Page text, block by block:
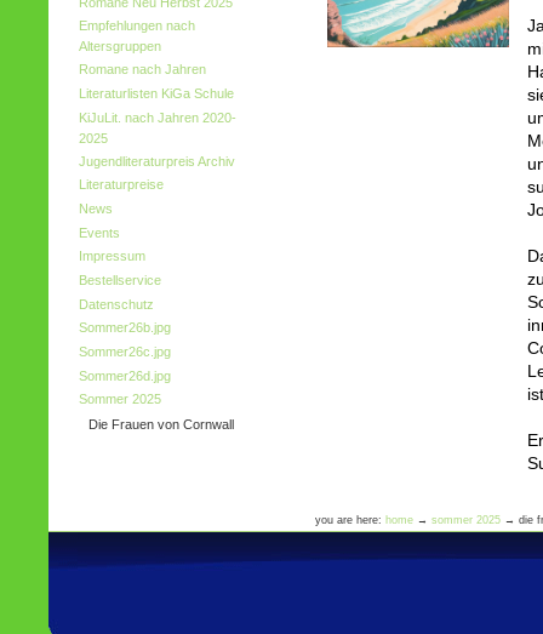
Empfehlungen nach
Altersgruppen
Romane nach Jahren
Literaturlisten KiGa Schule
KiJuLit. nach Jahren 2020-
2025
Jugendliteraturpreis Archiv
Literaturpreise
News
Events
Impressum
Bestellservice
Datenschutz
Sommer26b.jpg
Sommer26c.jpg
Sommer26d.jpg
Sommer 2025
Die Frauen von Cornwall
you are here: home → sommer 2025 → die